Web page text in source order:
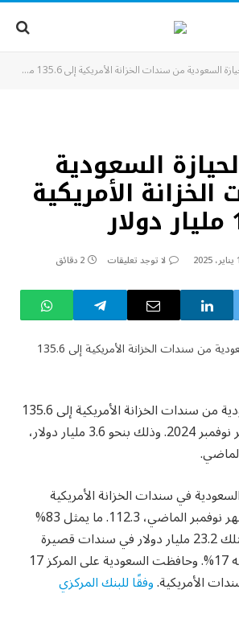
من سندات الخزانة الأمريكية إلى 135.6 مليار دولار
السعودية
الأمريكية
لا توجد تعليقات 2 دقائق
تراجعت حيازة السعودية من سندات الخزانة الأمريكية إلى 135.6
مليار دولار خلال شهر نوفمبر 2024. وذلك بنحو 3.6 مليار دولار،
في سندات الخزانة الأمريكية
طويلة الأمد، خلال شهر نوفمبر الماضي، 112.3. ما يمثل 83%
من الإجمالي. كما تمتلك 23.2 مليار دولار في سندات قصيرة
الأجل تشكل ما نسبته 17%. وحافظت السعودية على المركز 17
الأمريكية.وفقًا للبنك المركزي